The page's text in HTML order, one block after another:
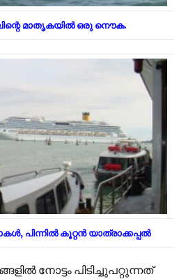
മാതൃകയിൽ ഒരു നൌക.
പിന്നിൽ കൂറ്റൻ യാത്രാക്കപ്പൽ
നോട്ടം പിടിച്ചുപറ്റുന്നത്